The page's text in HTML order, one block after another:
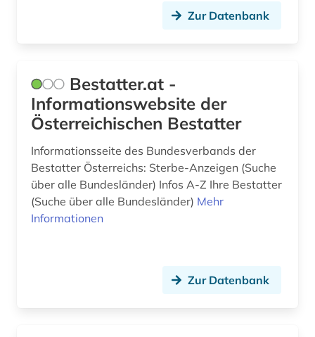
klein- und mittelbetrieb (2)
kloster (1)
kommentar (1)
kommunalpolitik (1)
komponist (1)
komponistin (1)
kontakt (1)
krankenhaus (1)
Zur Datenbank
Bestatter.at -
Informationswebsite der
Österreichischen Bestatter
Informationsseite des Bundesverbands der
Bestatter Österreichs: Sterbe-Anzeigen (Suche
über alle Bundesländer) Infos A-Z Ihre Bestatter
(Suche über alle Bundesländer) Mehr
Informationen
Zur Datenbank